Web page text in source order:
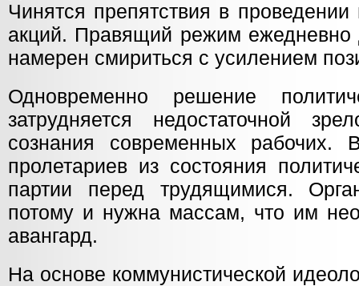
Чинятся препятствия в
акций. Правящий режим ежедневно
намерен смириться с усилением
Одновременно решение
затрудняется недостаточной
сознания современных рабочих.
пролетариев из состояния
партии перед трудящимися.
потому и нужна массам, что им
авангард.
На основе коммунистической